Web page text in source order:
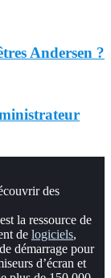
Andersen ?
des
la ressource de
de logiciels,
démarrage pour
d’écran et